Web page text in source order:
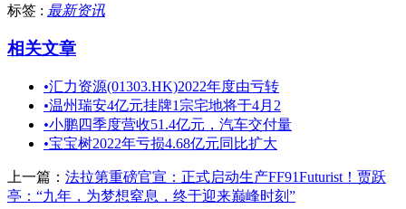
标签 : 最新资讯
相关文章
•汇力资源(01303.HK)2022年度由亏转
•温州瑞安4亿元挂牌1宗宅地将于4月2
•小鹏四季度营收51.4亿元，汽车交付量
•宝宝树2022年亏损4.68亿元同比扩大
上一篇： 法拉第重磅官宣：正式启动生产FF91Futurist！贾跃
亭：“九年，为梦想窒息，终于迎来巅峰时刻”